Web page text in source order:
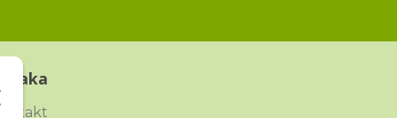
iStraka